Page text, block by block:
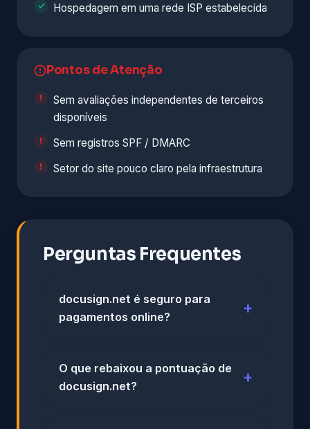
Hospedagem em uma rede ISP estabelecida
Pontos de Atenção
Sem avaliações independentes de terceiros
disponíveis
Sem registros SPF / DMARC
Setor do site pouco claro pela infraestrutura
Perguntas Frequentes
docusign.net é seguro para
pagamentos online?
O que rebaixou a pontuação de
docusign.net?